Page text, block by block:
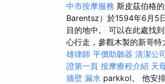
中市按摩服務 斯皮茲伯格
Barentsz）於1594年6月5
目的地中。 可以在此處找
心行走，參觀木製的新哥
雄律師 平價助聽器 清潔公
證第一頁 按摩療程介紹 天
牆壁 漏水 parkkol。 他安